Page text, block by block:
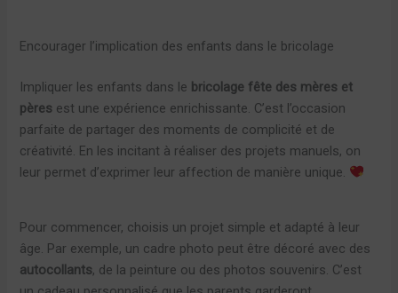
Encourager l’implication des enfants dans le bricolage
Impliquer les enfants dans le bricolage fête des mères et
pères est une expérience enrichissante. C’est l’occasion
parfaite de partager des moments de complicité et de
créativité. En les incitant à réaliser des projets manuels, on
leur permet d’exprimer leur affection de manière unique.
Pour commencer, choisis un projet simple et adapté à leur
âge. Par exemple, un cadre photo peut être décoré avec des
autocollants, de la peinture ou des photos souvenirs. C’est